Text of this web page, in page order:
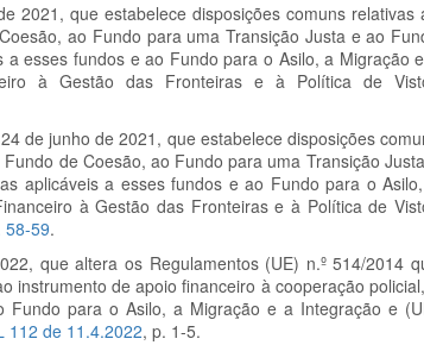
2021, que estabelece disposições comuns relativas
ao Fundo para uma Transição Justa e ao
esses fundos e ao Fundo para o Asilo, a Migração
à Gestão das Fronteiras e à Política de
de junho de 2021, que estabelece disposições
de Coesão, ao Fundo para uma Transição
aplicáveis a esses fundos e ao Fundo para o
à Gestão das Fronteiras e à Política de
58-59.
que altera os Regulamentos (UE) n.º 514/2014
instrumento de apoio financeiro à cooperação
para o Asilo, a Migração e a Integração e
112 de 11.4.2022, p. 1-5.